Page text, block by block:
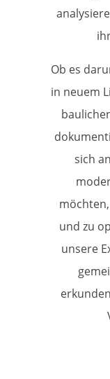
Ob es
in neuem
sich
und zu
unsere